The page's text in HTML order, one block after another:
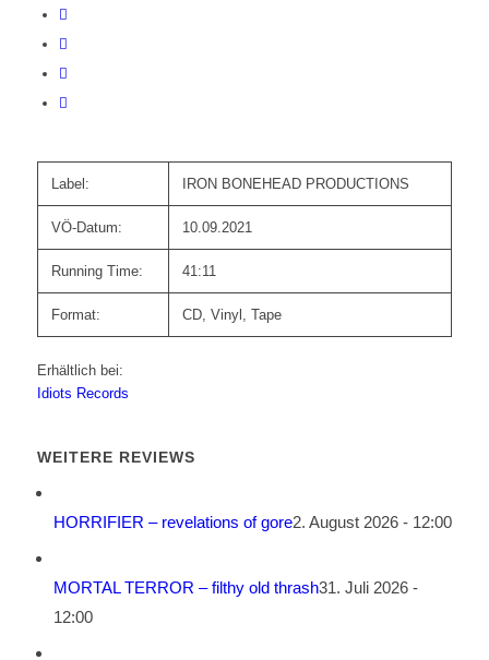
Label: IRON BONEHEAD PRODUCTIONS
VÖ-Datum: 10.09.2021
Running Time: 41:11
Format: CD, Vinyl, Tape
Erhältlich bei:
Idiots Records
WEITERE REVIEWS
HORRIFIER – revelations of gore2. August 2026 - 12:00
MORTAL TERROR – filthy old thrash31. Juli 2026 -
12:00